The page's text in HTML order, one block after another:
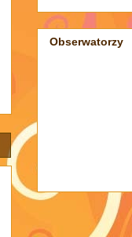
Obserwatorzy